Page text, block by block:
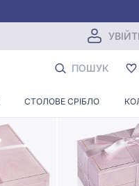
ПОШУК
СТОЛОВЕ СРІБЛО